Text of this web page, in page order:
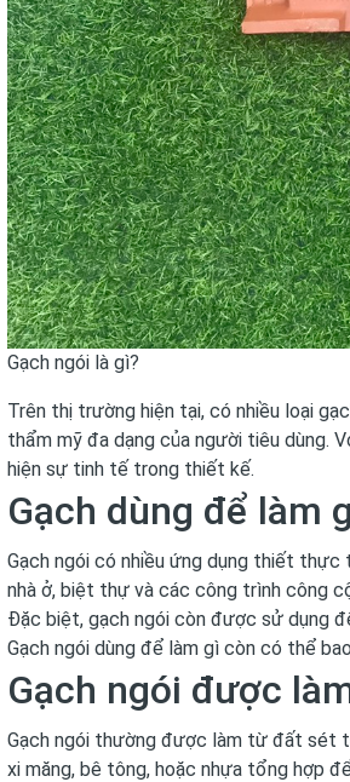
Gạch ngói là gì?
Trên thị trường hiện tại, có nhiều loại
thẩm mỹ đa dạng của người tiêu dùng.
hiện sự tinh tế trong thiết kế.
Gạch dùng để làm
Gạch ngói có nhiều ứng dụng thiết thực
nhà ở, biệt thự và các công trình công
Đặc biệt, gạch ngói còn được sử dụng
Gạch ngói dùng để làm gì còn có thể
Gạch ngói được
Gạch ngói thường được làm từ đất sét
xi măng, bê tông, hoặc nhựa tổng hợp